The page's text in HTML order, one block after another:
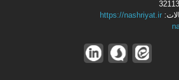
https://nashriyat.ir